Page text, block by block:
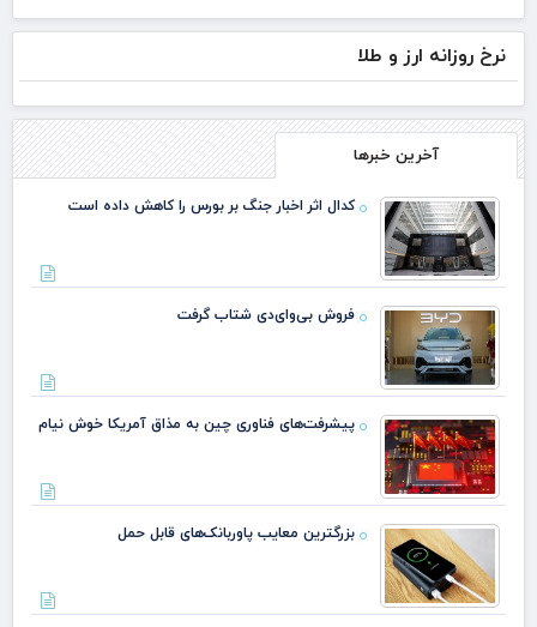
نرخ روزانه ارز و طلا
آخرین خبرها
کدال اثر اخبار جنگ بر بورس را کاهش داده است
فروش بی‌وای‌دی شتاب گرفت
پیشرفت‌های فناوری چین به مذاق آمریکا خوش نیام
بزرگترین معایب پاوربانک‌های قابل حمل